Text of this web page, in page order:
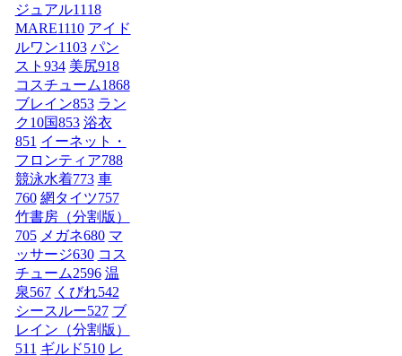
ジュアル1118
MARE1110 アイド
ルワン1103 パン
スト 934 美尻918
コスチューム1868
ブレイン853 ラン
ク10国853 浴衣
851 イーネット・
フロンティア788
競泳水着773 車
760 網タイツ757
竹書房（分割版）
705 メガネ680 マ
ッサージ630 コス
チューム2596 温
泉567 くびれ542
シースルー527 ブ
レイン（分割版）
511 ギルド510 レ